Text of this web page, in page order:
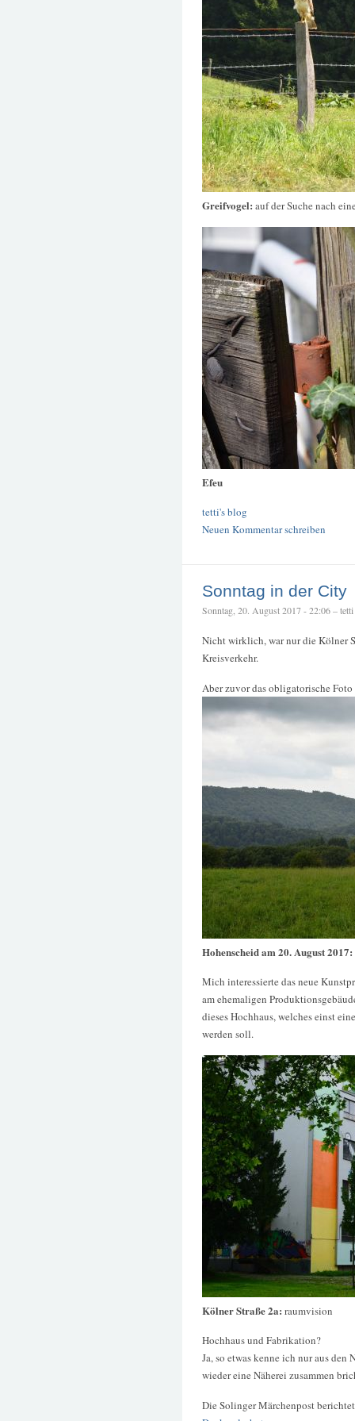
Greifvogel: auf der Suche nach
Efeu
tetti's blog
Neuen Kommentar schreiben
Sonntag in der City
Sonntag, 20. August 2017 - 22:06 – tetti
Nicht wirklich, war nur die Kölner
Kreisverkehr.
Aber zuvor das obligatorische
Hohenscheid am 20. August 2017:
Mich interessierte das neue
am ehemaligen
dieses Hochhaus, welches einst
werden soll.
Kölner Straße 2a: raumvision
Hochhaus und Fabrikation?
Ja, so etwas kenne ich nur aus
wieder eine Näherei zusammen
Die Solinger Märchenpost